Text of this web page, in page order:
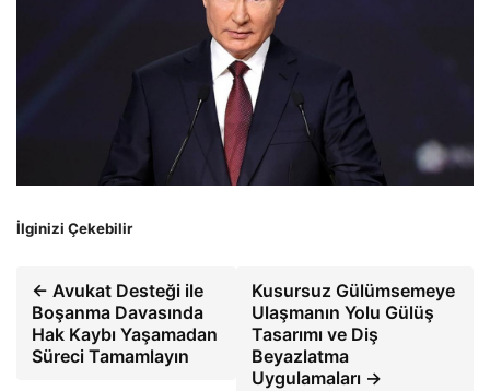
İlginizi Çekebilir
← Avukat Desteği ile
Boşanma Davasında
Hak Kaybı Yaşamadan
Süreci Tamamlayın
Kusursuz Gülümsemeye
Ulaşmanın Yolu Gülüş
Tasarımı ve Diş
Beyazlatma
Uygulamaları →